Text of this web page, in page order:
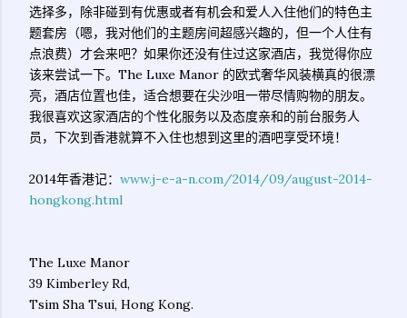
选择多，除非碰到有优惠或者有机会和爱人入住他们的特色主
题套房（嗯，我对他们的主题房间超感兴趣的，但一个人住有
点浪费）才会来吧？如果你还没有住过这家酒店，我觉得你应
该来尝试一下。The Luxe Manor 的欧式奢华风装横真的很漂
亮，酒店位置也佳，适合想要在尖沙咀一带尽情购物的朋友。
我很喜欢这家酒店的个性化服务以及态度亲和的前台服务人
员，下次到香港就算不入住也想到这里的酒吧享受环境！
2014年香港记： www.j-e-a-n.com/2014/09/august-2014-
hongkong.html
The Luxe Manor
39 Kimberley Rd,
Tsim Sha Tsui, Hong Kong.